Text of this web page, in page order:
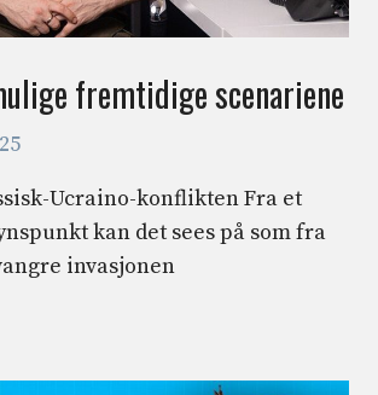
fremtidige scenariene
Ucraino-konflikten Fra et
kan det sees på som fra
invasjonen